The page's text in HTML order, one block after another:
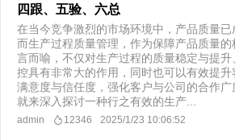
四跟、五验、六总
在当今竞争激烈的市场环境中，产品质量已
而生产过程质量管理，作为保障产品质量
言而喻，不仅对生产过程的质量稳定与提
控具有非常大的作用，同时也可以有效提
满意度与信任度，强化客户与公司的合作
就来深入探讨一种行之有效的生产...
admin 12346 2025/1/23 10:06:52